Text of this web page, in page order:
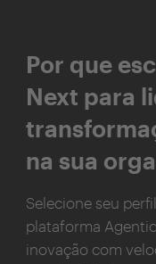
Por que
Next para
na sua
Selecione seu
plataforma
inovação com